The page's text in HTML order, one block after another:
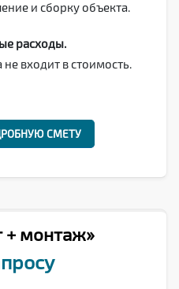
и сборку объекта.
расходы.
не входит в стоимость.
СМЕТУ
+ монтаж»